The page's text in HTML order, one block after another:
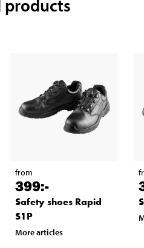
products
from
399:-
Safety shoes Rapid
S1P
More articles